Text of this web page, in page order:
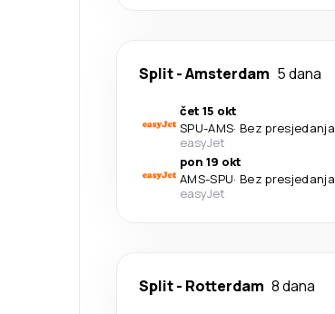
Split-Amsterdam 5 dana
čet 15 okt
SPU-AMS· Bez presjedanja
easyJet
pon 19 okt
AMS-SPU· Bez presjedanja
easyJet
Split- Rotterdam 8 dana